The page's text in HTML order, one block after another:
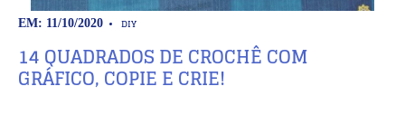
EM: 11/10/2020 DIY
14 QUADRADOS DE CROCHÊ COM
GRÁFICO, COPIE E CRIE!